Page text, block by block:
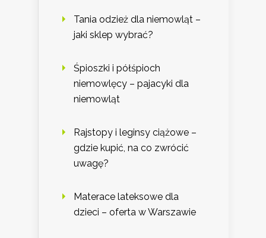
Tania odzież dla niemowląt –
jaki sklep wybrać?
Śpioszki i półśpioch
niemowlęcy – pajacyki dla
niemowląt
Rajstopy i leginsy ciążowe –
gdzie kupić, na co zwrócić
uwagę?
Materace lateksowe dla
dzieci – oferta w Warszawie